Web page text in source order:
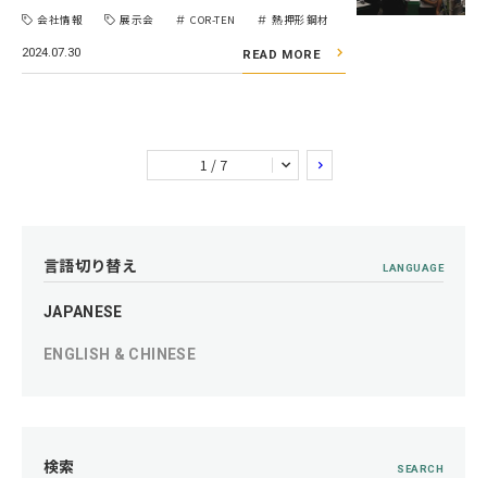
会社情報 展示会 COR-TEN 熱押形鋼材
2024.07.30 READ MORE
1 / 7
言語切り替え LANGUAGE
JAPANESE
ENGLISH & CHINESE
検索 SEARCH